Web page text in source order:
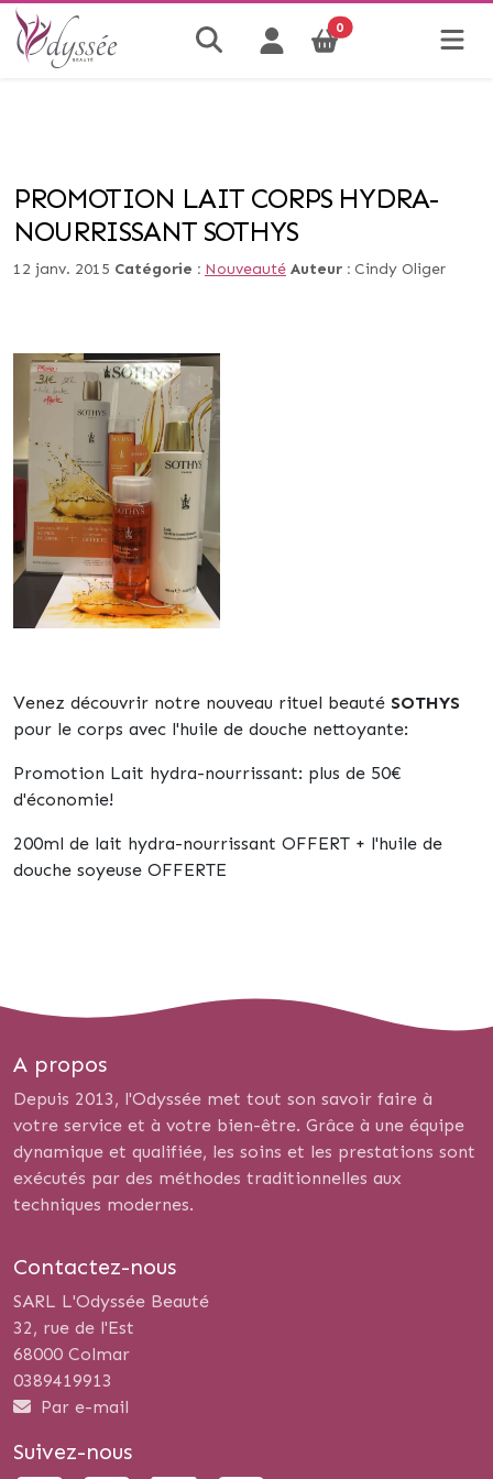
0
PROMOTION LAIT CORPS HYDRA-
NOURRISSANT SOTHYS
12 janv. 2015 Catégorie : Nouveauté Auteur : Cindy Oliger
Venez découvrir notre nouveau rituel beauté SOTHYS
pour le corps avec l'huile de douche nettoyante:
Promotion Lait hydra-nourrissant: plus de 50€
d'économie!
200ml de lait hydra-nourrissant OFFERT + l'huile de
douche soyeuse OFFERTE
A propos
Depuis 2013, l'Odyssée met tout son savoir faire à
votre service et à votre bien-être. Grâce à une équipe
dynamique et qualifiée, les soins et les prestations sont
exécutés par des méthodes traditionnelles aux
techniques modernes.
Contactez-nous
SARL L'Odyssée Beauté
32, rue de l'Est
68000 Colmar
0389419913
Par e-mail
Suivez-nous